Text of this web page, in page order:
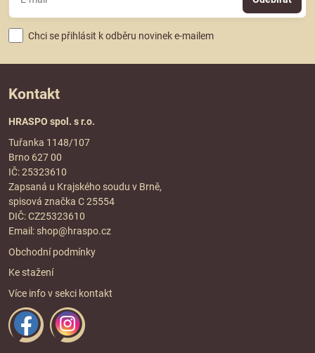
Chci se přihlásit k odběru novinek e-mailem
Kontakt
HRASPO spol. s r.o.
Tuřanka 1148/107
Brno 627 00
IČ: 25323610
Zapsaná u Krajského soudu v Brně,
spisová značka C 25554
DIČ: CZ25323610
Email: shop@hraspo.cz
Obchodní podmínky
Ke stažení
Více info v sekci kontakt